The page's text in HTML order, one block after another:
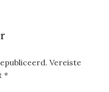
Vereiste
*